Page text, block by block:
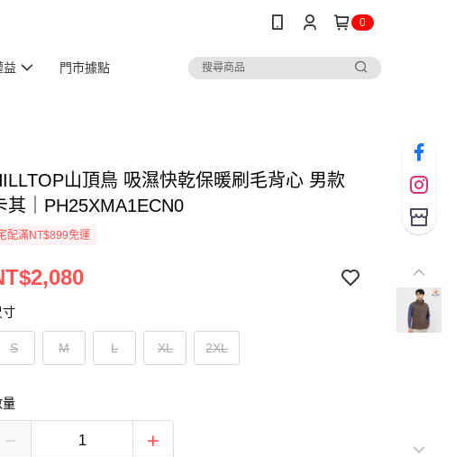
0
益 門市據點
山頂鳥 吸濕快乾保暖刷毛背心 男款
其｜PH25XMA1ECN0
配滿NT$899免運
寸
S M L XL 2XL
量